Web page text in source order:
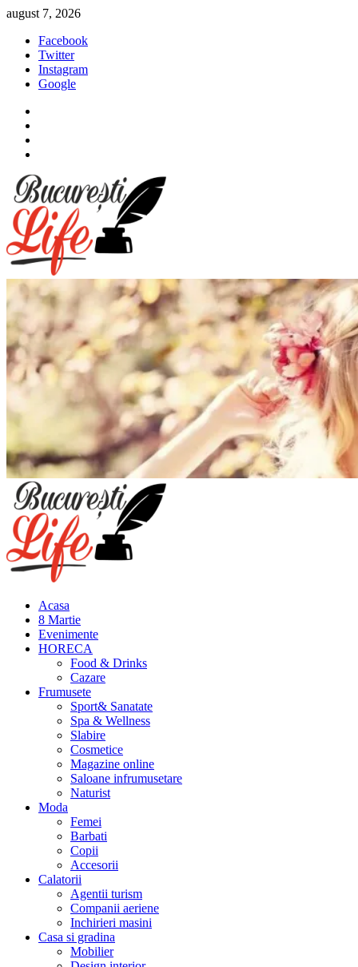
Sari
conținut
august 7, 2026
Facebook
Twitter
Instagram
Google
Meniu
principal
Acasa
8 Martie
Evenimente
HORECA
Food & Drinks
Cazare
Frumusete
Sport& Sanatate
Spa & Wellness
Slabire
Cosmetice
Magazine online
Saloane infrumusetare
Naturist
Moda
Femei
Barbati
Copii
Accesorii
Calatorii
Agentii turism
Companii aeriene
Inchirieri masini
Casa si gradina
Mobilier